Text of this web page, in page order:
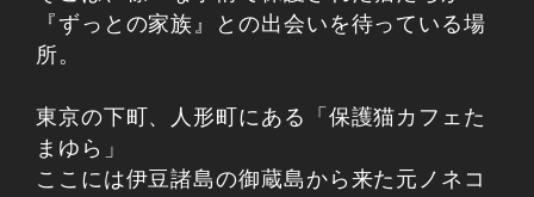
『ずっとの家族』との出会いを待っている場
所。
東京の下町、人形町にある「保護猫カフェた
まゆら」
ここには伊豆諸島の御蔵島から来た元ノネコ